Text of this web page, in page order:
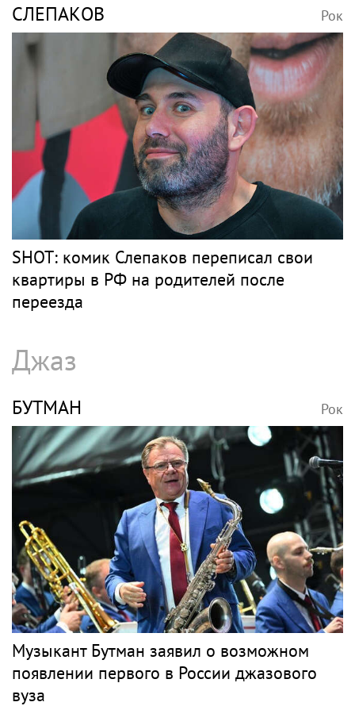
СЛЕПАКОВ Рок
SHOT: комик Слепаков переписал свои
квартиры в РФ на родителей после
переезда
Джаз
БУТМАН Рок
Музыкант Бутман заявил о возможном
появлении первого в России джазового
вуза